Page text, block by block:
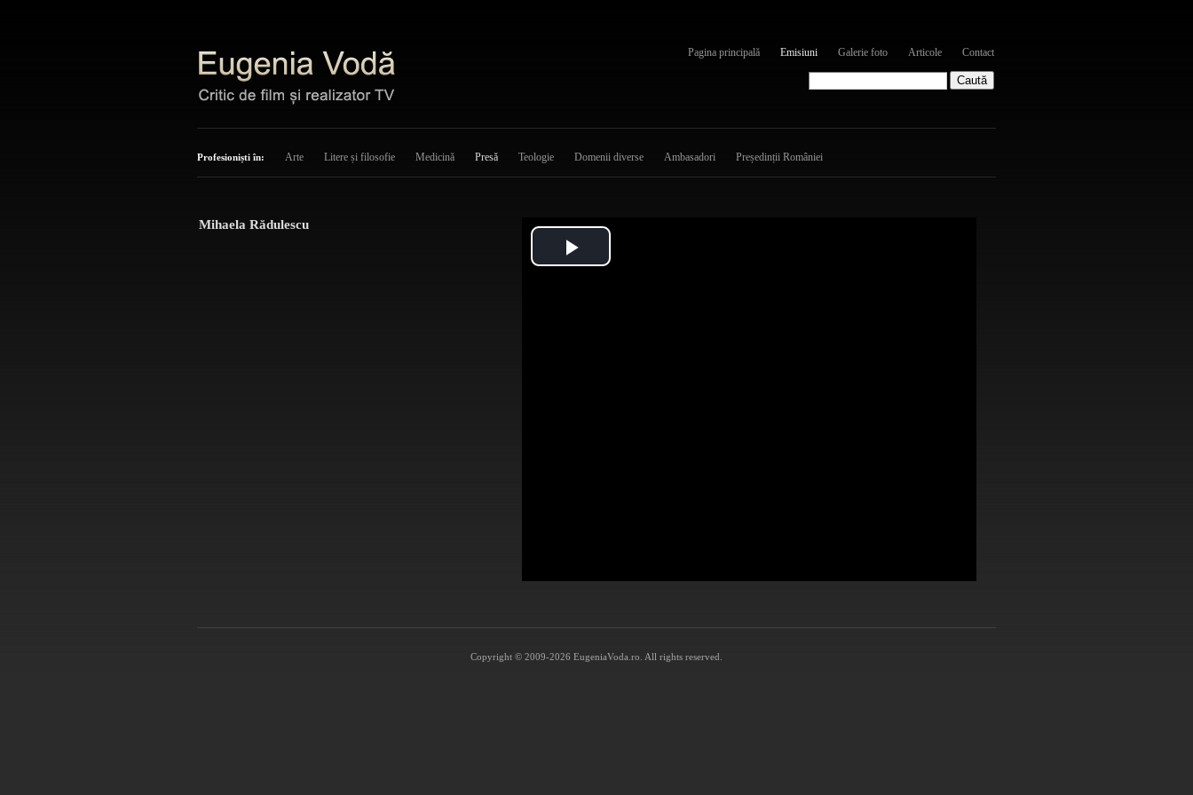
Pagina principală Emisiuni Galerie foto Articole Contact
Profesioniști în: Arte Litere și filosofie Medicină Presă Teologie Domenii diverse Ambasadori Președinții României
Mihaela Rădulescu
Play
Copyright © 2009-2026 EugeniaVoda.ro. All rights reserved.